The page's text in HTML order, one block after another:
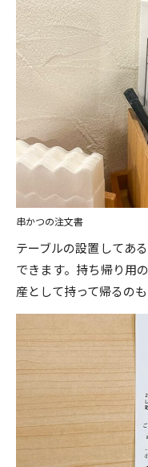
串かつの注文書
テーブルの設置してあ
できます。持ち帰り用
産として持って帰るのも